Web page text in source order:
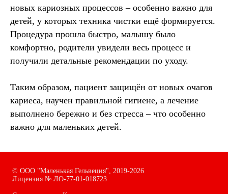
новых кариозных процессов – особенно важно для
детей, у которых техника чистки ещё формируется.
Процедура прошла быстро, малышу было
комфортно, родители увидели весь процесс и
получили детальные рекомендации по уходу.
Таким образом, пациент защищён от новых очагов
кариеса, научен правильной гигиене, а лечение
выполнено бережно и без стресса – что особенно
важно для маленьких детей.
© ООО "Маленькая Гельвеция", 2019-2026
Лицензия № ЛО-77-01-018723